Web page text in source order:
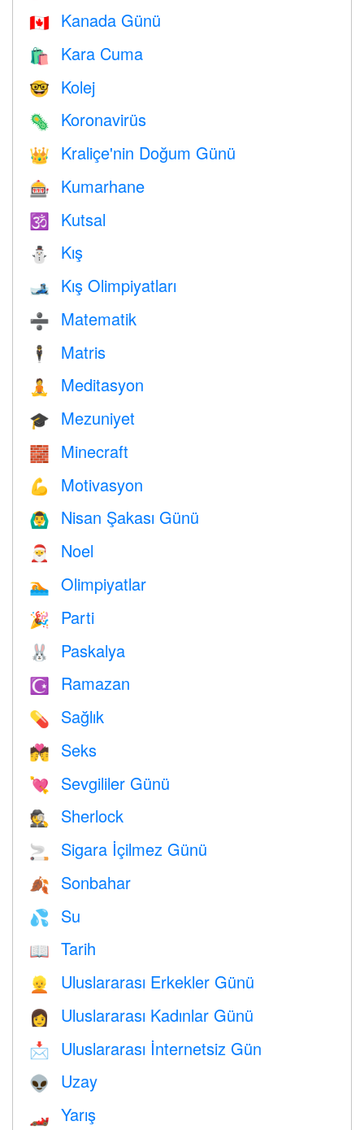
🇨🇦 Kanada Günü
🛍 Kara Cuma
🤓 Kolej
🦠 Koronavirüs
👑 Kraliçe'nin Doğum Günü
🎰 Kumarhane
🕉 Kutsal
⛄ Kış
🎿 Kış Olimpiyatları
➗ Matematik
🕴️ Matris
🧘 Meditasyon
🎓 Mezuniyet
🧱 Minecraft
💪 Motivasyon
🙆‍♂️ Nisan Şakası Günü
🎅 Noel
🏊 Olimpiyatlar
🎉 Parti
🐰 Paskalya
☪️ Ramazan
💊 Sağlık
💏 Seks
💘 Sevgililer Günü
🕵️ Sherlock
🚬 Sigara İçilmez Günü
🍂 Sonbahar
💦 Su
📖 Tarih
👱 Uluslararası Erkekler Günü
👩 Uluslararası Kadınlar Günü
📩 Uluslararası İnternetsiz Gün
👽 Uzay
🏎 Yarış